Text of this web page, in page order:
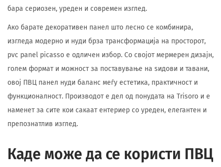
бара сериозен, уреден и современ изглед.
Ако барате декоративен панел што лесно се комбинира,
изгледа модерно и нуди брза трансформација на просторот,
pvc panel picasso е одличен избор. Со својот мермерен дизајн,
голем формат и можност за поставување на ѕидови и тавани,
овој ПВЦ панел нуди баланс меѓу естетика, практичност и
функционалност. Производот е дел од понудата на Trisoro и е
наменет за сите кои сакаат ентериер со уреден, елегантен и
препознатлив изглед.
Каде може да се користи ПВЦ